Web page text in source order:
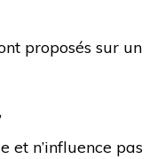
proposés sur un
et n’influence pas